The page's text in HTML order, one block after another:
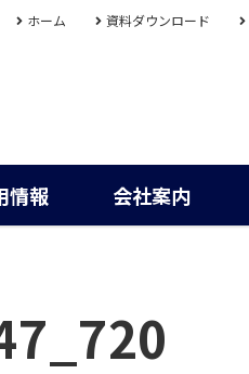
ホーム 資料ダウンロード
情報 会社案内